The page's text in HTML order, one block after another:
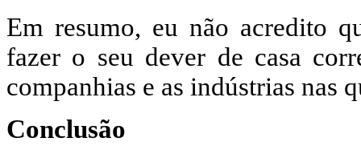
Em resumo, eu não acredito
fazer o seu dever de casa
companhias e as indústrias nas
Conclusão